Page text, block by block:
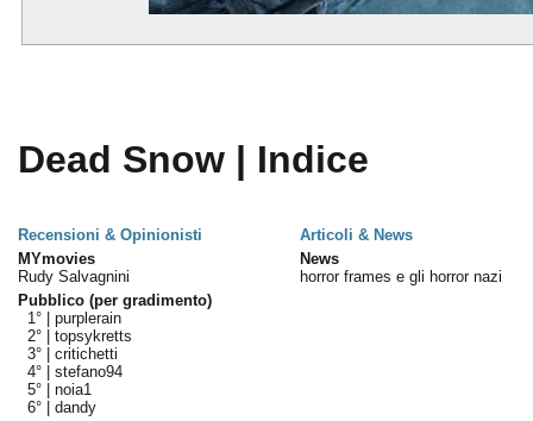
Dead Snow | Indice
Recensioni & Opinionisti
Articoli & News
MYmovies
Rudy Salvagnini
Pubblico (per gradimento)
1° | purplerain
2° | topsykretts
3° | critichetti
4° | stefano94
5° | noia1
6° | dandy
News
horror frames e gli horror nazi